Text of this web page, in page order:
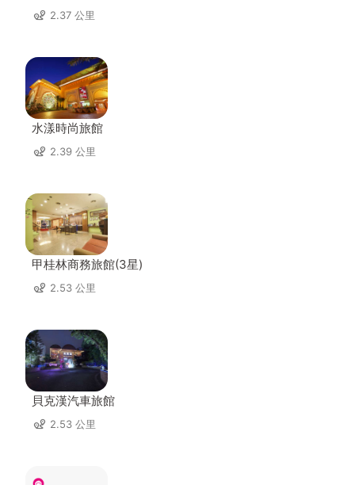
2.37 公里
水漾時尚旅館
2.39 公里
甲桂林商務旅館(3星)
2.53 公里
貝克漢汽車旅館
2.53 公里